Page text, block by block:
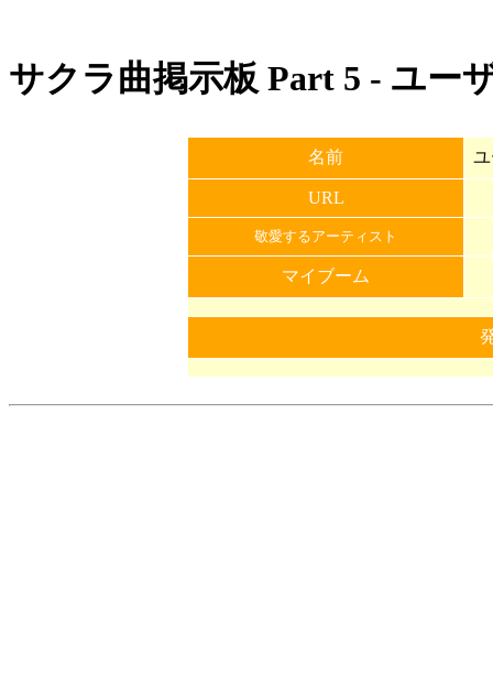
サクラ曲掲示板 Part 5 - ユー
名前
URL
敬愛するアーティスト
マイブーム